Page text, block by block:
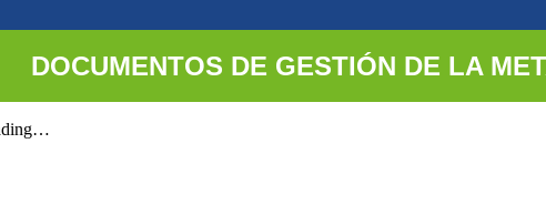
DOCUMENTOS DE GESTIÓN DE LA